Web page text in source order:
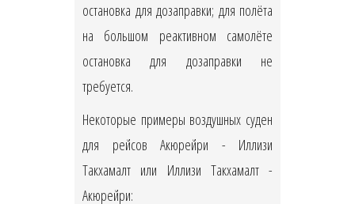
остановка для дозаправки; для полёта
на большом реактивном самолёте
остановка для дозаправки не
требуется.
Некоторые примеры воздушных суден
для рейсов Акюрейри - Иллизи
Такхамалт или Иллизи Такхамалт -
Акюрейри: